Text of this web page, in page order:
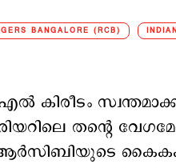
BANGALORE (RCB)
കിരീടം
തന്റെ